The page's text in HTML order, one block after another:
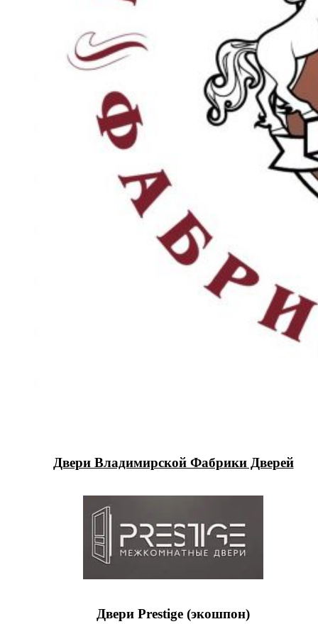
Двери Владимирской Фабрики Дверей
Двери Prestige (экошпон)